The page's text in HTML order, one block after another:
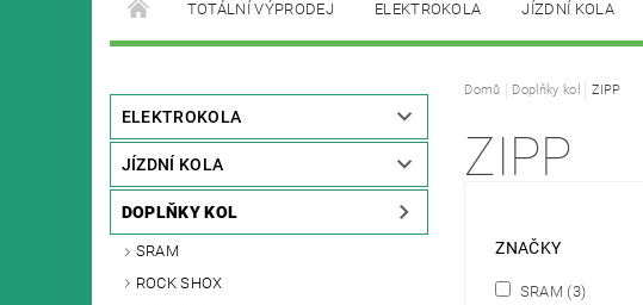
TOTÁLNÍ VÝPRODEJ ELEKTROKOLA JÍZDNÍ KOLA
ELEKTROKOLA
JÍZDNÍ KOLA
DOPLŇKY KOL
SRAM
ROCK SHOX
Domů Doplňky kol ZIPP
ZIPP
ZNAČKY
SRAM (3)